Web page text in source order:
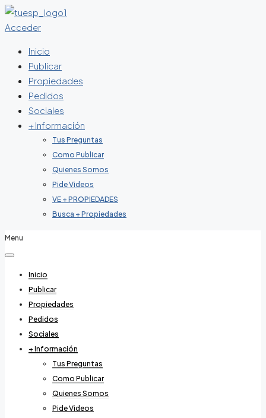
Acceder
Inicio
Publicar
Propiedades
Pedidos
Sociales
+ Información
Tus Preguntas
Como Publicar
Quienes Somos
Pide Videos
VE + PROPIEDADES
Busca + Propiedades
Menu
Inicio
Publicar
Propiedades
Pedidos
Sociales
+ Información
Tus Preguntas
Como Publicar
Quienes Somos
Pide Videos